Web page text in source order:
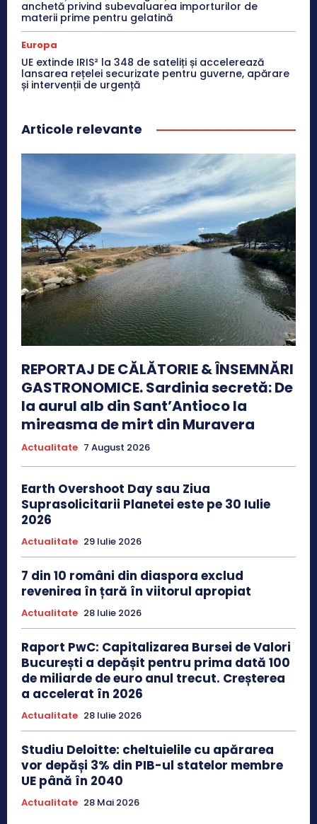
anchetă privind subevaluarea importurilor de
materii prime pentru gelatină
Europa
UE extinde IRIS² la 348 de sateliți și accelerează
lansarea rețelei securizate pentru guverne, apărare
și intervenții de urgență
Articole relevante
REPORTAJ DE CĂLĂTORIE & ÎNSEMNĂRI
GASTRONOMICE. Sardinia secretă: De
la aurul alb din Sant’Antioco la
mireasma de mirt din Muravera
Actualitate 7 August 2026
Earth Overshoot Day sau Ziua
Suprasolicitarii Planetei este pe 30 Iulie
2026
Actualitate 29 Iulie 2026
7 din 10 români din diaspora exclud
revenirea în țară în viitorul apropiat
Actualitate 28 Iulie 2026
Raport PwC: Capitalizarea Bursei de Valori
București a depășit pentru prima dată 100
de miliarde de euro anul trecut. Creșterea
a accelerat în 2026
Actualitate 28 Iulie 2026
Studiu Deloitte: cheltuielile cu apărarea
vor depăși 3% din PIB-ul statelor membre
UE până în 2040
Actualitate 28 Mai 2026